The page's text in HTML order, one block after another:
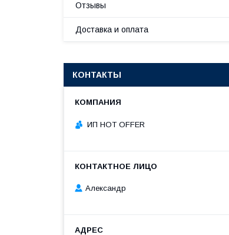
Отзывы
Доставка и оплата
КОНТАКТЫ
ИП HOT OFFER
Александр